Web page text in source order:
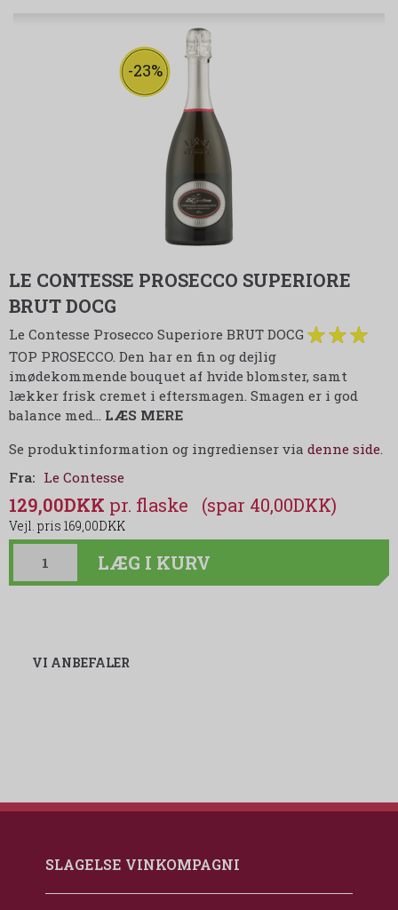
-23%
LE CONTESSE PROSECCO SUPERIORE
BRUT DOCG
Le Contesse Prosecco Superiore BRUT DOCG
TOP PROSECCO. Den har en fin og dejlig
imødekommende bouquet af hvide blomster, samt
lækker frisk cremet i eftersmagen. Smagen er i god
balance med
LÆS MERE
Se produktinformation og ingredienser via denne side
Fra: Le Contesse
129,00DKK
169,00DKK
(spar 40,00DKK)
LÆG I KURV
VI ANBEFALER
SLAGELSE VINKOMPAGNI